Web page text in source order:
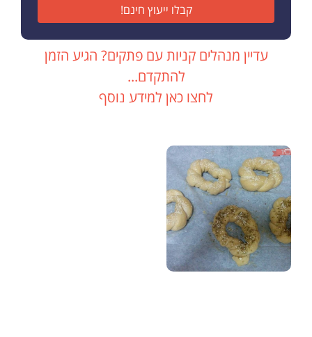
קבלו ייעוץ חינם!
עדיין מנהלים קניות עם פתקים? הגיע הזמן
להתקדם...
לחצו כאן למידע נוסף